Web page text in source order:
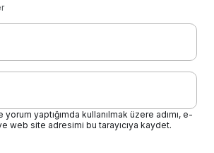
yaptığımda kullanılmak üzere adımı, e-
web site adresimi bu tarayıcıya kaydet.